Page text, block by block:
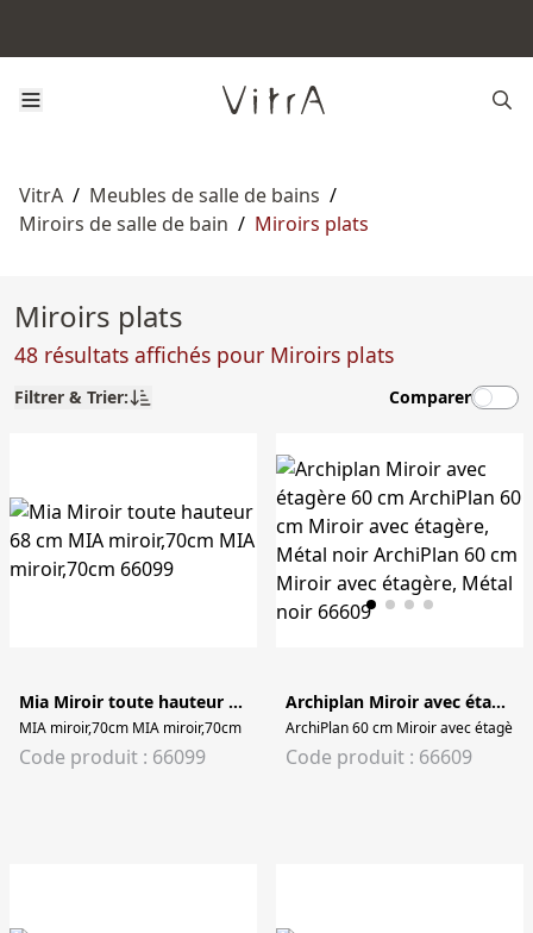
VitrA / Meubles de salle de bains /
Miroirs de salle de bain / Miroirs plats
Miroirs plats
48 résultats affichés pour Miroirs plats
Filtrer & Trier: Comparer
Mia Miroir toute hauteur 68 cm
MIA miroir,70cm MIA miroir,70cm
Code produit : 66099
Archiplan Miroir avec étagère 60 cm
ArchiPlan 60 cm Miroir avec
Code produit : 66609